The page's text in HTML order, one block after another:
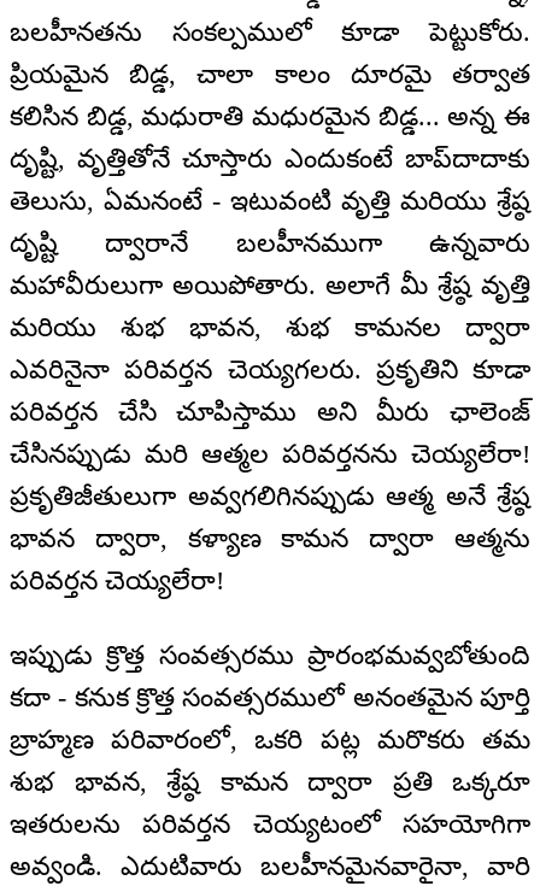
బలహీనతను సంకల్పములో కూడా పెట్టుకోరు.
ప్రియమైన బిడ్డ, చాలా కాలం దూరమై తర్వాత
కలిసిన బిడ్డ, మధురాతి మధురమైన బిడ్డ... అన్న ఈ
దృష్టి, వృత్తితోనే చూస్తారు ఎందుకంటే బాప్‌దాదాకు
తెలుసు, ఏమనంటే - ఇటువంటి వృత్తి మరియు శ్రేష్ఠ
దృష్టి ద్వారానే బలహీనముగా ఉన్నవారు
మహావీరులుగా అయిపోతారు. అలాగే మీ శ్రేష్ఠ వృత్తి
మరియు శుభ భావన, శుభ కామనల ద్వారా
ఎవరినైనా పరివర్తన చెయ్యగలరు. ప్రకృతిని కూడా
పరివర్తన చేసి చూపిస్తాము అని మీరు ఛాలెంజ్
చేసినప్పుడు మరి ఆత్మల పరివర్తనను చెయ్యలేరా!
ప్రకృతిజీతులుగా అవ్వగలిగినప్పుడు ఆత్మ అనే శ్రేష్ఠ
భావన ద్వారా, కళ్యాణ కామన ద్వారా ఆత్మను
పరివర్తన చెయ్యలేరా!
ఇప్పుడు క్రొత్త సంవత్సరము ప్రారంభమవ్వబోతుంది
కదా - కనుక క్రొత్త సంవత్సరములో అనంతమైన పూర్తి
బ్రాహ్మణ పరివారంలో, ఒకరి పట్ల మరొకరు తమ
శుభ భావన, శ్రేష్ఠ కామన ద్వారా ప్రతి ఒక్కరూ
ఇతరులను పరివర్తన చెయ్యటంలో సహయోగిగా
అవ్వండి. ఎదుటివారు బలహీనమైనవారైనా, వారి